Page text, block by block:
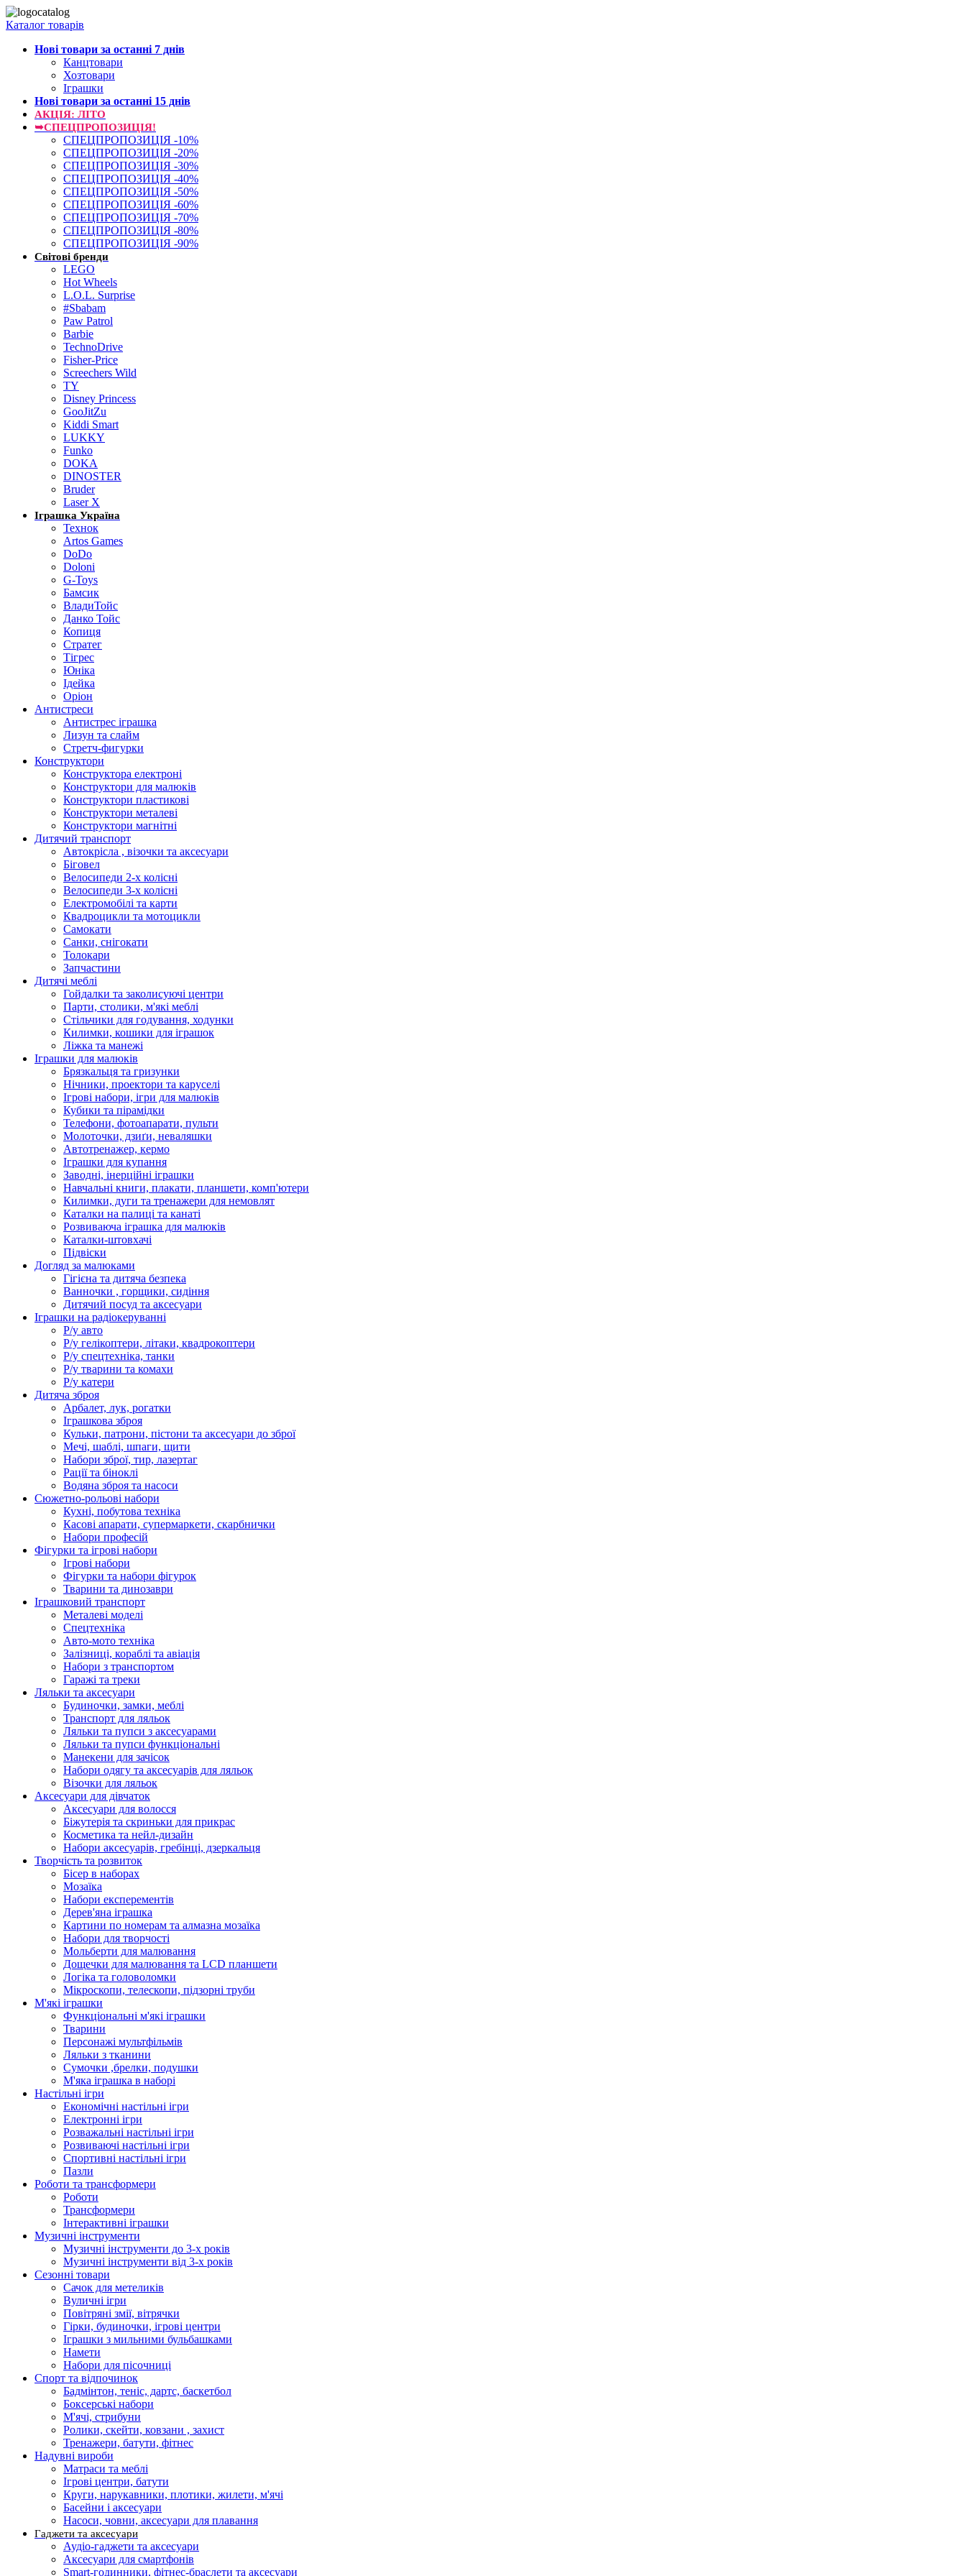
Каталог товарів
Нові товари за останнi 7 днiв
Канцтовари
Хозтовари
Іграшки
Нові товари за останнi 15 днiв
АКЦІЯ: ЛІТО
➥СПЕЦПРОПОЗИЦІЯ!
СПЕЦПРОПОЗИЦІЯ -10%
СПЕЦПРОПОЗИЦІЯ -20%
СПЕЦПРОПОЗИЦІЯ -30%
СПЕЦПРОПОЗИЦІЯ -40%
СПЕЦПРОПОЗИЦІЯ -50%
СПЕЦПРОПОЗИЦІЯ -60%
СПЕЦПРОПОЗИЦІЯ -70%
СПЕЦПРОПОЗИЦІЯ -80%
СПЕЦПРОПОЗИЦІЯ -90%
Світові бренди
LEGO
Hot Wheels
L.O.L. Surprise
#Sbabam
Paw Patrol
Barbie
TechnoDrive
Fisher-Price
Screechers Wild
TY
Disney Princess
GooJitZu
Kiddi Smart
LUKKY
Funko
DOKA
DINOSTER
Bruder
Laser X
Іграшка Україна
Технок
Artos Games
DoDo
Doloni
G-Toys
Бамсик
ВладиТойс
Данко Тойс
Копиця
Стратег
Тігрес
Юніка
Ідейка
Оріон
Антистреси
Антистрес іграшка
Лизун та слайм
Стретч-фигурки
Конструктори
Конструктора електроні
Конструктори для малюків
Конструктори пластикові
Конструктори металеві
Конструктори магнітні
Дитячий транспорт
Автокрісла , візочки та аксесуари
Біговел
Велосипеди 2-х колісні
Велосипеди 3-х колісні
Електромобілі та карти
Квадроцикли та мотоцикли
Самокати
Санки, снігокати
Толокари
Запчастини
Дитячі меблі
Гойдалки та заколисуючі центри
Парти, столики, м'які меблі
Стільчики для годування, ходунки
Килимки, кошики для іграшок
Ліжка та манежі
Іграшки для малюків
Брязкальця та гризунки
Нічники, проектори та каруселі
Ігрові набори, ігри для малюків
Кубики та пірамідки
Телефони, фотоапарати, пульти
Молоточки, дзиґи, неваляшки
Автотренажер, кермо
Іграшки для купання
Заводні, інерційні іграшки
Навчальні книги, плакати, планшети, комп'ютери
Килимки, дуги та тренажери для немовлят
Каталки на палиці та канаті
Розвиваюча іграшка для малюків
Каталки-штовхачі
Підвіски
Догляд за малюками
Гігієна та дитяча безпека
Ванночки , горщики, сидіння
Дитячий посуд та аксесуари
Іграшки на радіокеруванні
Р/у авто
Р/у гелікоптери, літаки, квадрокоптери
Р/у спецтехніка, танки
Р/у тварини та комахи
Р/у катери
Дитяча зброя
Арбалет, лук, рогатки
Іграшкова зброя
Кульки, патрони, пістони та аксесуари до зброї
Мечі, шаблі, шпаги, щити
Набори зброї, тир, лазертаг
Рації та біноклі
Водяна зброя та насоси
Сюжетно-рольові набори
Кухні, побутова техніка
Касові апарати, супермаркети, скарбнички
Набори професій
Фігурки та ігрові набори
Ігрові набори
Фігурки та набори фігурок
Тварини та динозаври
Іграшковий транспорт
Металеві моделі
Спецтехніка
Авто-мото техніка
Залізниці, кораблі та авіація
Набори з транспортом
Гаражі та треки
Ляльки та аксесуари
Будиночки, замки, меблі
Транспорт для ляльок
Ляльки та пупси з аксесуарами
Ляльки та пупси функціональні
Манекени для зачісок
Набори одягу та аксесуарів для ляльок
Візочки для ляльок
Аксесуари для дівчаток
Аксесуари для волосся
Біжутерія та скриньки для прикрас
Косметика та нейл-дизайн
Набори аксесуарів, гребінці, дзеркальця
Творчість та розвиток
Бісер в наборах
Мозаїка
Набори експерементів
Дерев'яна іграшка
Картини по номерам та алмазна мозаїка
Набори для творчості
Мольберти для малювання
Дощечки для малювання та LCD планшети
Логіка та головоломки
Мікроскопи, телескопи, підзорні труби
М'які іграшки
Функціональні м'які іграшки
Тварини
Персонажі мультфільмів
Ляльки з тканини
Сумочки ,брелки, подушки
М'яка іграшка в наборі
Настільні ігри
Економічні настільні ігри
Електронні ігри
Розважальні настільні ігри
Розвиваючі настільні ігри
Спортивні настільні ігри
Пазли
Роботи та трансформери
Роботи
Трансформери
Інтерактивні іграшки
Музичні інструменти
Музичні інструменти до 3-х років
Музичні інструменти від 3-х років
Сезонні товари
Сачок для метеликів
Вуличні ігри
Повітряні змії, вітрячки
Гірки, будиночки, ігрові центри
Іграшки з мильними бульбашками
Намети
Набори для пісочниці
Спорт та відпочинок
Бадмінтон, теніс, дартс, баскетбол
Боксерські набори
М'ячі, стрибуни
Ролики, скейти, ковзани , захист
Тренажери, батути, фітнес
Надувні вироби
Матраси та меблі
Ігрові центри, батути
Круги, нарукавники, плотики, жилети, м'ячі
Басейни і аксесуари
Насоси, човни, аксесуари для плавання
Гаджети та аксесуари
Аудіо-гаджети та аксесуари
Аксесуари для смартфонів
Smart-годинники, фітнес-браслети та аксесуари